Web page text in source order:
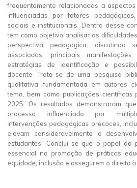
frequentemente relacionadas a
influenciadas por fatores pedagógicos,
sociais e institucionais. Dentro desse
tem como objetivo analisar as
perspectiva pedagógica, discutindo
associados, principais
estratégias de identificação e
docente. Trata-se de uma pesquisa
qualitativa, fundamentada em autores
tema, bem como publicações científicas
2025. Os resultados demonstraram
processo influenciado por
intervenções pedagógicas precoces,
elevam consideravelmente o
estudantes. Conclui-se que o papel do
essencial na promoção de práticas
equidade, inclusão e assegurem o direito